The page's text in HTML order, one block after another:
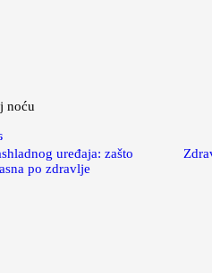
uređaja: zašto
po zdravlje